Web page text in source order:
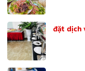
đặt dịch